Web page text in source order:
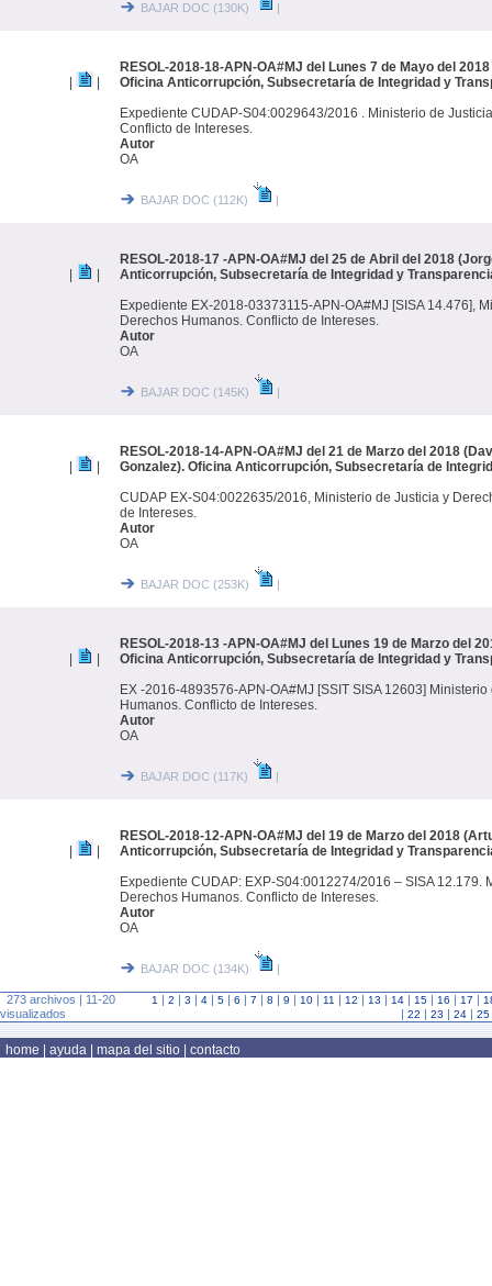
BAJAR DOC (130K) |
RESOL-2018-18-APN-OA#MJ del Lunes 7 de Mayo del
Oficina Anticorrupción, Subsecretaría de Integridad y
Expediente CUDAP-S04:0029643/2016 . Ministerio de
Conflicto de Intereses.
Autor
OA
BAJAR DOC (112K) |
RESOL-2018-17 -APN-OA#MJ del 25 de Abril del 2018
Anticorrupción, Subsecretaría de Integridad y
Expediente EX-2018-03373115-APN-OA#MJ [SISA 14.476],
Derechos Humanos. Conflicto de Intereses.
Autor
OA
BAJAR DOC (145K) |
RESOL-2018-14-APN-OA#MJ del 21 de Marzo del 2018
Gonzalez). Oficina Anticorrupción, Subsecretaría de
CUDAP EX-S04:0022635/2016, Ministerio de Justicia y
de Intereses.
Autor
OA
BAJAR DOC (253K) |
RESOL-2018-13 -APN-OA#MJ del Lunes 19 de Marzo del
Oficina Anticorrupción, Subsecretaría de Integridad y
EX -2016-4893576-APN-OA#MJ [SSIT SISA 12603]
Humanos. Conflicto de Intereses.
Autor
OA
BAJAR DOC (117K) |
RESOL-2018-12-APN-OA#MJ del 19 de Marzo del 2018
Anticorrupción, Subsecretaría de Integridad y
Expediente CUDAP: EXP-S04:0012274/2016 – SISA 12.179.
Derechos Humanos. Conflicto de Intereses.
Autor
OA
BAJAR DOC (134K) |
273 archivos | 11-20
visualizados
1 | 2 | 3 | 4 | 5 | 6 | 7 | 8 | 9 | 10 | 11 | 12 | 13 | 14 | 15 | 16 | 17 |
| 22 | 23 | 24 | 25
home ayuda mapa del sitio contacto